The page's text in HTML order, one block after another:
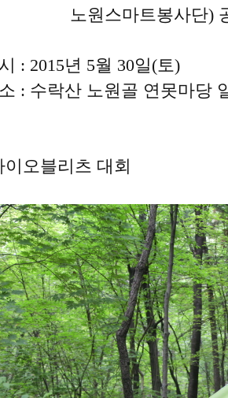
원스마트봉사단) 공
: 2015년 5월 30일(토)
: 수락산 노원골 연못마당
오블리츠 대회